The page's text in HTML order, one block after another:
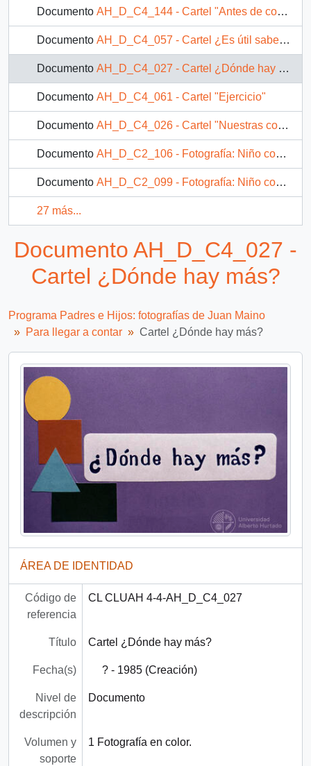
Documento AH_D_C4_144 - Cartel "Antes de contar"
Documento AH_D_C4_057 - Cartel ¿Es útil saber sumar y restar?
Documento AH_D_C4_027 - Cartel ¿Dónde hay más?
Documento AH_D_C4_061 - Cartel "Ejercicio"
Documento AH_D_C4_026 - Cartel "Nuestras conclusiones finales"
Documento AH_D_C2_106 - Fotografía: Niño contando con zapallos y cebollas
Documento AH_D_C2_099 - Fotografía: Niño contando con zapallos y cebollas
27 más...
Documento AH_D_C4_027 -
Cartel ¿Dónde hay más?
Programa Padres e Hijos: fotografías de Juan Maino
Para llegar a contar
Cartel ¿Dónde hay más?
ÁREA DE IDENTIDAD
Código de
referencia
CL CLUAH 4-4-AH_D_C4_027
Título Cartel ¿Dónde hay más?
Fecha(s) ? - 1985 (Creación)
Nivel de
descripción
Documento
Volumen y
soporte
1 Fotografía en color.